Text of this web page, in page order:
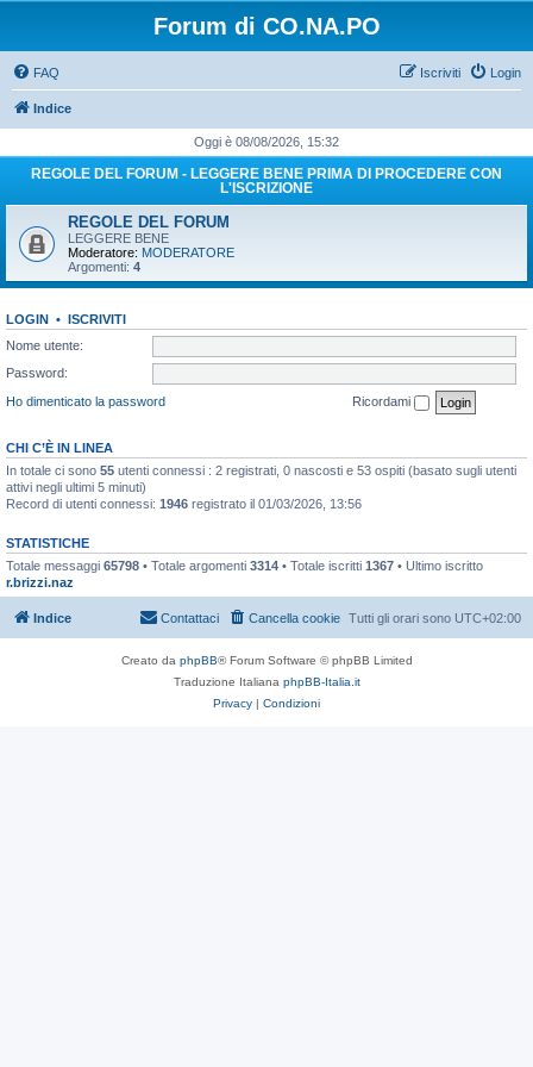
Forum di CO.NA.PO
FAQ Login
Iscriviti
Indice
Oggi è 08/08/2026, 15:32
REGOLE DEL FORUM - LEGGERE BENE PRIMA DI PROCEDERE CON
L'ISCRIZIONE
REGOLE DEL FORUM
LEGGERE BENE
Moderatore: MODERATORE
Argomenti: 4
LOGIN • ISCRIVITI
Nome utente:
Password:
Ho dimenticato la password
Ricordami
CHI C’È IN LINEA
In totale ci sono 55 utenti connessi : 2 registrati, 0 nascosti e 53 ospiti (basato sugli utenti
attivi negli ultimi 5 minuti)
Record di utenti connessi: 1946 registrato il 01/03/2026, 13:56
STATISTICHE
Totale messaggi 65798 • Totale argomenti 3314 • Totale iscritti 1367 • Ultimo iscritto
r.brizzi.naz
Indice Tutti gli orari sono UTC+02:00
Cancella cookie
Contattaci
Creato da phpBB® Forum Software © phpBB Limited
Traduzione Italiana phpBB-Italia.it
Privacy | Condizioni